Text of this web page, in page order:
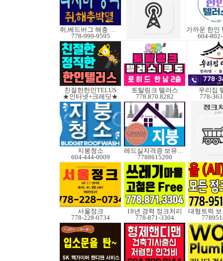
쥐,베드버그 해충 박멸
778-999-9595
604-
친절한한인TELUS
★인터넷+크레딧★
토탈링크 텔러스
778.870.8282
우리집
778-
지붕청소
604-444-0009
레드실자격증 보유업체
7788615200
서울정크
778-228-0734
18년 경력 정크처리
778-871-3304